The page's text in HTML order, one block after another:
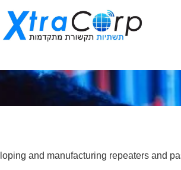
and manufacturing repeaters and